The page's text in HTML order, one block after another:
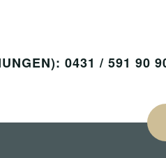
0431 / 591 90